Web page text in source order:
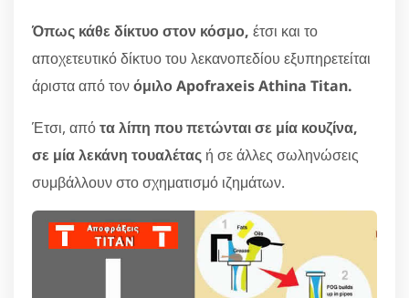
Όπως κάθε δίκτυο στον κόσμο, έτσι και το
αποχετευτικό δίκτυο του λεκανοπεδίου εξυπηρετείται
άριστα από τονόμιλο Apofraxeis Athina Titan.
Έτσι, απότα λίπη που πετώνται σε μία κουζίνα,
σε μία λεκάνη τουαλέτας ή σε άλλες σωληνώσεις
συμβάλλουν στο σχηματισμό ιζημάτων.